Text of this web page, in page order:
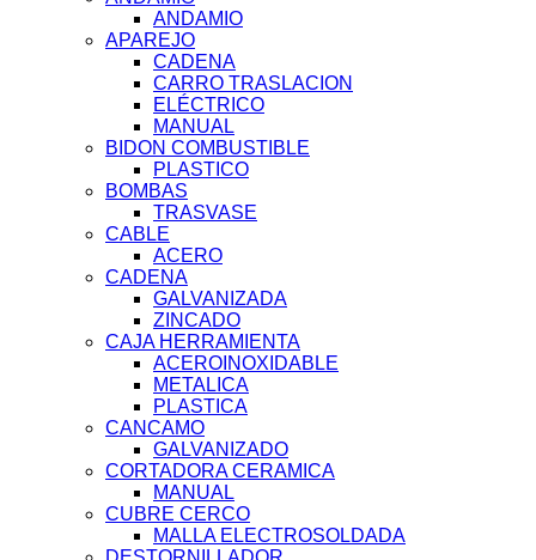
ANDAMIO
APAREJO
CADENA
CARRO TRASLACION
ELÉCTRICO
MANUAL
BIDON COMBUSTIBLE
PLASTICO
BOMBAS
TRASVASE
CABLE
ACERO
CADENA
GALVANIZADA
ZINCADO
CAJA HERRAMIENTA
ACEROINOXIDABLE
METALICA
PLASTICA
CANCAMO
GALVANIZADO
CORTADORA CERAMICA
MANUAL
CUBRE CERCO
MALLA ELECTROSOLDADA